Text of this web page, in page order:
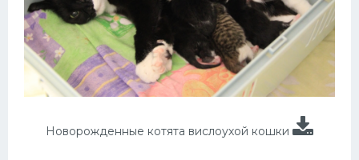
Новорожденные котята вислоухой кошки